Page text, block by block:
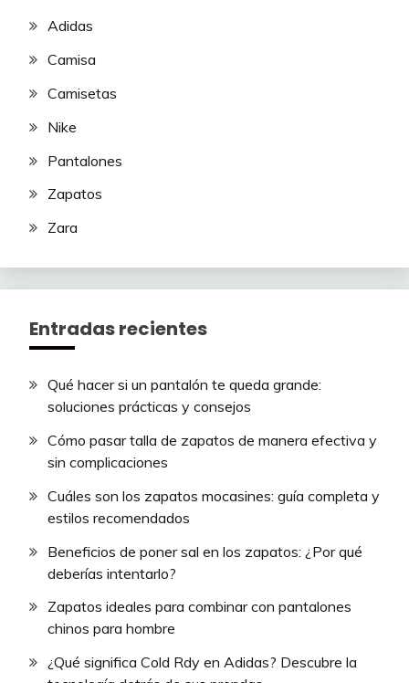
Adidas
Camisa
Camisetas
Nike
Pantalones
Zapatos
Zara
Entradas recientes
Qué hacer si un pantalón te queda grande:
soluciones prácticas y consejos
Cómo pasar talla de zapatos de manera efectiva y
sin complicaciones
Cuáles son los zapatos mocasines: guía completa y
estilos recomendados
Beneficios de poner sal en los zapatos: ¿Por qué
deberías intentarlo?
Zapatos ideales para combinar con pantalones
chinos para hombre
¿Qué significa Cold Rdy en Adidas? Descubre la